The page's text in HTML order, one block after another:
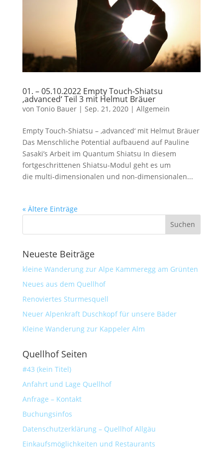
01. – 05.10.2022 Empty Touch-Shiatsu
‚advanced‘ Teil 3 mit Helmut Bräuer
von Tonio Bauer| Sep. 21, 2020| Allgemein
Empty Touch-Shiatsu – ‚advanced‘ mit Helmut Bräuer
Das Menschliche Potential aufbauend auf Pauline
Sasaki’s Arbeit im Quantum Shiatsu In diesem
fortgeschrittenen Shiatsu-Modul geht es um
die multi-dimensionalen und non-dimensionalen...
« Ältere Einträge
Neueste Beiträge
kleine Wanderung zur Alpe Kammeregg am Grünten
Neues aus dem Quellhof
Renoviertes Sturmesquell
Neuer Alpenkraft Duschkopf für unsere Bäder
Kleine Wanderung zur Kappeler Alm
Quellhof Seiten
#43 (kein Titel)
Anfahrt und Lage Quellhof
Anfrage – Kontakt
Buchungsinfos
Datenschutzerklärung – Quellhof Allgäu
Einkaufsmöglichkeiten und Restaurants